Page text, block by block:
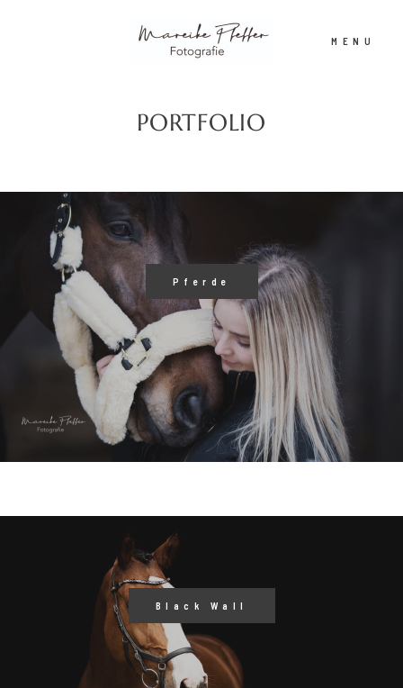
MENU
PORTFOLIO
Pferde
Black Wall
ABOUT
KONTAKT
PORTFOLIO
DEIN SHOOTING
©2026 MAREIKE PFEFFER
FOTOGRAFIE